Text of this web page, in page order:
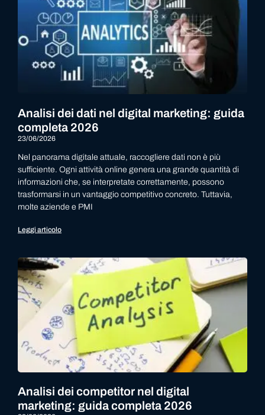
Analisi dei dati nel digital marketing: guida
completa 2026
23/06/2026
Nel panorama digitale attuale, raccogliere dati non è più
sufficiente. Ogni attività online genera una grande quantità di
informazioni che, se interpretate correttamente, possono
trasformarsi in un vantaggio competitivo concreto. Tuttavia,
molte aziende e PMI
Leggi articolo
Analisi dei competitor nel digital
marketing: guida completa 2026